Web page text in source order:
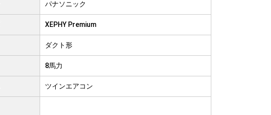
倉庫
福祉施設
パナソニック
XEPHY Premium
ダクト形
8馬力
ツインエアコン